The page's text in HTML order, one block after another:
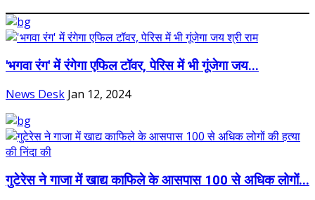
'भगवा रंग' में रंगेगा एफिल टॉवर, पेरिस में भी गूंजेगा जय...
News Desk Jan 12, 2024
गुटेरेस ने गाजा में खाद्य काफिले के आसपास 100 से अधिक लोगों...